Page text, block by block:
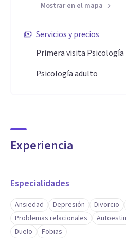
Mostrar en el mapa
Servicios y precios
Primera visita Psicología
Psicología adulto
Experiencia
Especialidades
Ansiedad Depresión Divorcio
Problemas relacionales
Duelo
Fobias